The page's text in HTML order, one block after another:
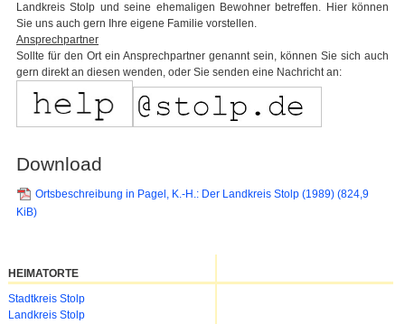
Landkreis Stolp und seine ehemaligen Bewohner betreffen. Hier können
Sie uns auch gern Ihre eigene Familie vorstellen.
Ansprechpartner
Sollte für den Ort ein Ansprechpartner genannt sein, können Sie sich auch
gern direkt an diesen wenden, oder Sie senden eine Nachricht an:
Download
Ortsbeschreibung in Pagel, K.-H.: Der Landkreis Stolp (1989) (824,9
KiB)
HEIMATORTE
Navigation
überspringen
Stadtkreis Stolp
Landkreis Stolp